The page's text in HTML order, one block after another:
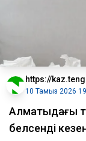
https://
10 Тамыз 2026
Алматыдағы
белсенді